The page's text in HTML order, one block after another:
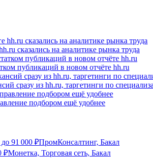
сказались на аналитике рынка труда
публикаций в новом отчёте hh.ru
сразу из hh.ru, таргетинги по
подбором ещё удобнее
до 91 000 ₽ПромКонсалтинг, Бакал
₽Монетка, Торговая сеть, Бакал